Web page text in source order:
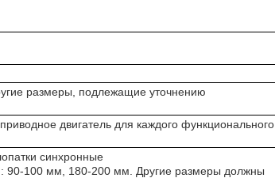
размеры, подлежащие уточнению
двигатель для каждого функционального
синхронные
90-100 мм, 180-200 мм. Другие размеры должны